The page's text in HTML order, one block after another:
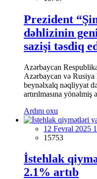
Prezident
dəhlizinin
sazişi təsdiq
Azərbaycan
Azərbaycan və Rusiya
beynəlxalq nəqliyyat
artırılmasına yönəlmiş
Ardını oxu
12 Fevral 2025
15753
İstehlak
2.1% artıb